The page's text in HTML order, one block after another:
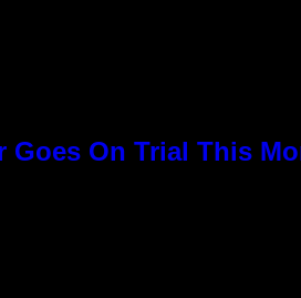
Goes On Trial This